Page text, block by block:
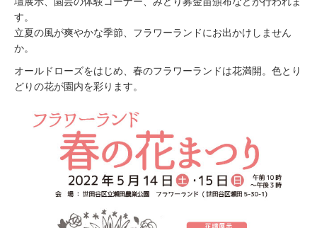
す。
立夏の風が爽やかな季節、フラワーランドにお出かけしません
か。
オールドローズをはじめ、春のフラワーランドは花満開。色とり
どりの花が園内を彩ります。